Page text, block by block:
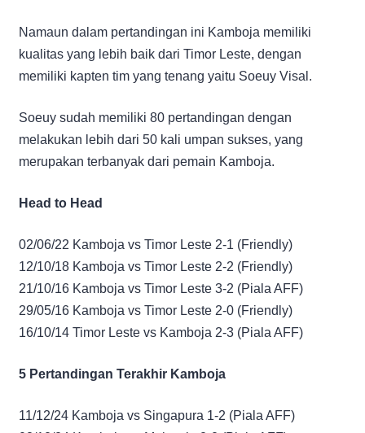
Namaun dalam pertandingan ini Kamboja memiliki
kualitas yang lebih baik dari Timor Leste, dengan
memiliki kapten tim yang tenang yaitu Soeuy Visal.
Soeuy sudah memiliki 80 pertandingan dengan
melakukan lebih dari 50 kali umpan sukses, yang
merupakan terbanyak dari pemain Kamboja.
Head to Head
02/06/22 Kamboja vs Timor Leste 2-1 (Friendly)
12/10/18 Kamboja vs Timor Leste 2-2 (Friendly)
21/10/16 Kamboja vs Timor Leste 3-2 (Piala AFF)
29/05/16 Kamboja vs Timor Leste 2-0 (Friendly)
16/10/14 Timor Leste vs Kamboja 2-3 (Piala AFF)
5 Pertandingan Terakhir Kamboja
11/12/24 Kamboja vs Singapura 1-2 (Piala AFF)